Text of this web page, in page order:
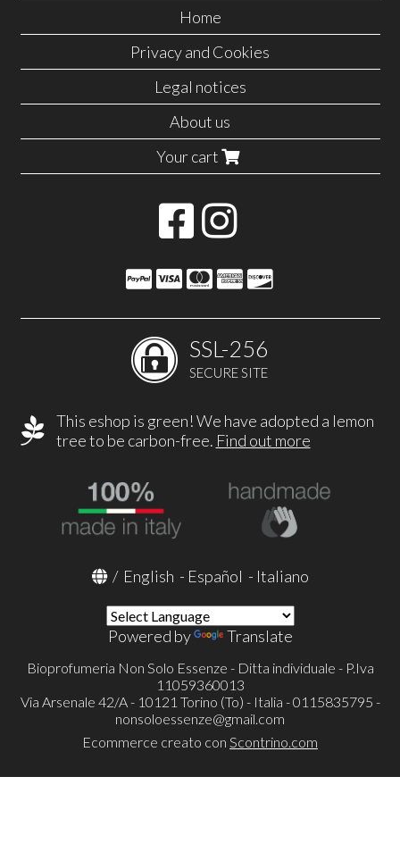
Home
Privacy and Cookies
Legal notices
About us
Your cart
SSL-256
SECURE SITE
This eshop is green! We have adopted a lemon
tree to be carbon-free. Find out more
/ English - Español - Italiano
Powered by Translate
Bioprofumeria Non Solo Essenze - Ditta individuale - P.Iva
11059360013
Via Arsenale 42/A - 10121 Torino (To) - Italia - 0115835795 -
nonsoloessenze@gmail.com
Ecommerce creato con Scontrino.com